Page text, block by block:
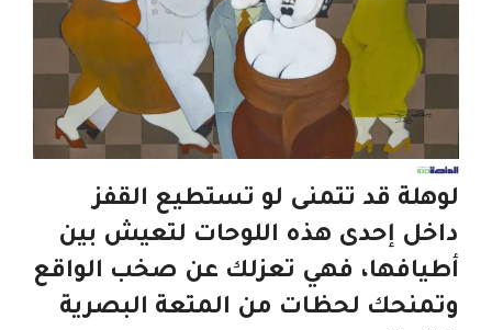
لوهلة قد تتمنى لو تستطيع القفز
داخل إحدى هذه اللوحات لتعيش بين
أطيافها، فهي تعزلك عن صخب الواقع
وتمنحك لحظات من المتعة البصرية